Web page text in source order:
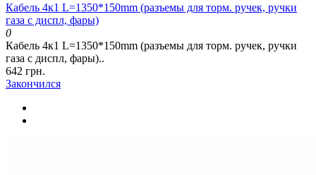
Кабель 4к1 L=1350*150mm (разъемы для торм. ручек, ручки
газа с диспл, фары)
0
Кабель 4к1 L=1350*150mm (разъемы для торм. ручек, ручки
газа с диспл, фары)..
642 грн.
Закончился